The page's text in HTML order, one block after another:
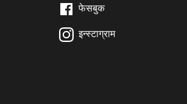
फेसबुक
इन्स्टाग्राम